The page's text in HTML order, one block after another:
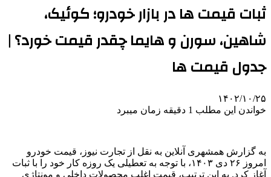
ثبات قیمت ها در بازار خودرو؛ کوئیک،
شاهین، سورن و هایما چقدر قیمت خورد؟ |
جدول قیمت ها
۱۴۰۲/۱۰/۲۵
خواندن این مطلب 1 دقیقه زمان میبرد
به گزارش همشهری آنلاین به نقل از تجارت نیوز، قیمت خودرو
امروز ۲۶ دی ۱۴۰۳، با توجه به تعطیلی یک روزه کار خود را با ثبات
آغاز کرد. به این ترتیب، قیمت اغلب محصولات داخلی و مونتاژی